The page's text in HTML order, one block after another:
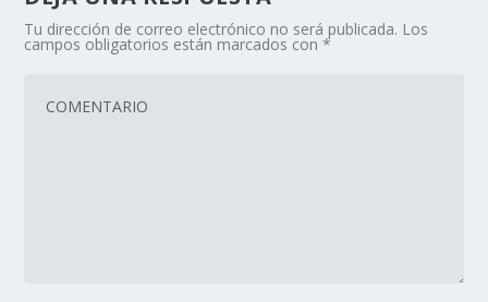
Tu dirección de correo electrónico no será publicada. Los
campos obligatorios están marcados con*